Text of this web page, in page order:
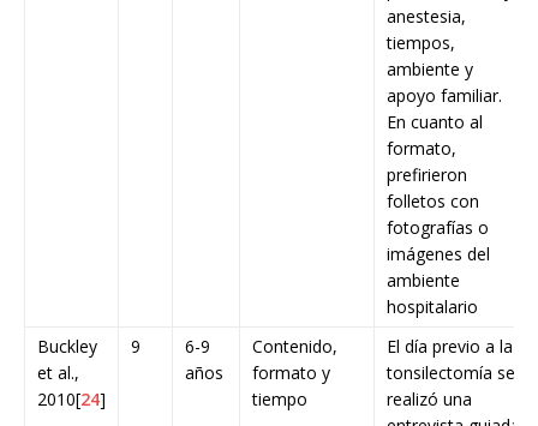
anestesia,
tiempos,
ambiente y
apoyo familiar.
En cuanto al
formato,
prefirieron
folletos con
fotografías o
imágenes del
ambiente
hospitalario
Buckley
et al.,
2010[24]
9
6-9
años
Contenido,
formato y
tiempo
El día previo a la
tonsilectomía se
realizó una